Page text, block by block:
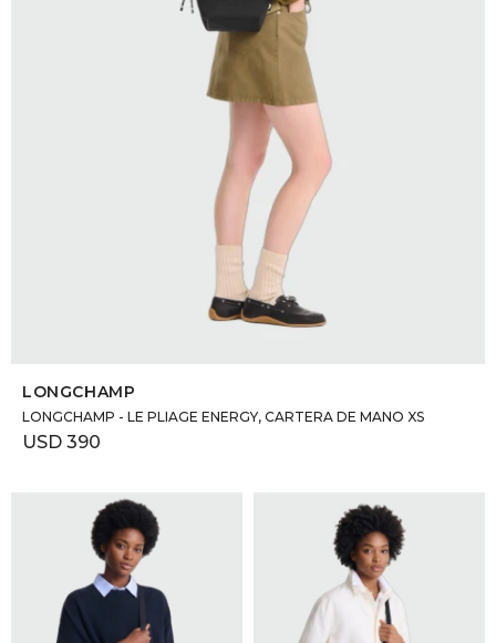
LONGCHAMP
LONGCHAMP - LE PLIAGE ENERGY, CARTERA DE MANO XS
USD 390